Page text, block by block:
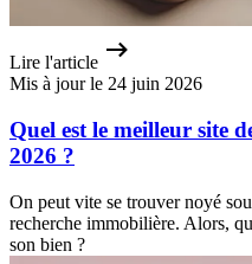
Lire l'article
Mis à jour le 24 juin 2026
Quel est le meilleur site
2026 ?
On peut vite se trouver noyé
recherche immobilière. Alors,
son bien ?